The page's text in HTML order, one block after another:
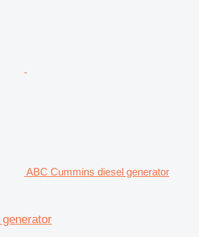
ABC Cummins diesel generator